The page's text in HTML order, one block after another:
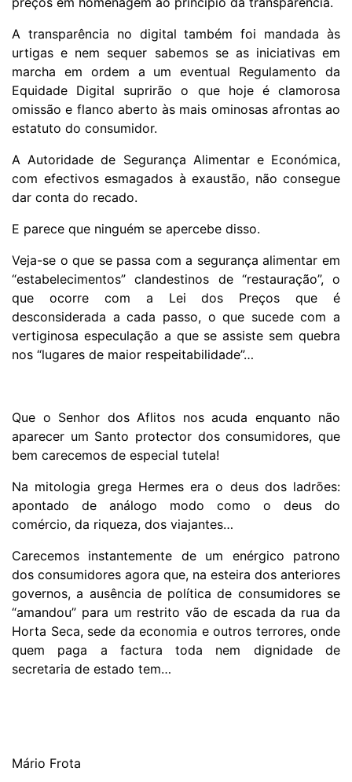
A transparência no digital também foi mandada às
urtigas e nem sequer sabemos se as iniciativas em
marcha em ordem a um eventual Regulamento da
Equidade Digital suprirão o que hoje é clamorosa
omissão e flanco aberto às mais ominosas afrontas ao
estatuto do consumidor.
A Autoridade de Segurança Alimentar e Económica,
com efectivos esmagados à exaustão, não consegue
dar conta do recado.
E parece que ninguém se apercebe disso.
Veja-se o que se passa com a segurança alimentar em
“estabelecimentos” clandestinos de “restauração”, o
que ocorre com a Lei dos Preços que é
desconsiderada a cada passo, o que sucede com a
vertiginosa especulação a que se assiste sem quebra
nos “lugares de maior respeitabilidade”…
Que o Senhor dos Aflitos nos acuda enquanto não
aparecer um Santo protector dos consumidores, que
bem carecemos de especial tutela!
Na mitologia grega Hermes era o deus dos ladrões:
apontado de análogo modo como o deus do
comércio, da riqueza, dos viajantes…
Carecemos instantemente de um enérgico patrono
dos consumidores agora que, na esteira dos anteriores
governos, a ausência de política de consumidores se
“amandou” para um restrito vão de escada da rua da
Horta Seca, sede da economia e outros terrores, onde
quem paga a factura toda nem dignidade de
secretaria de estado tem…
Mário Frota